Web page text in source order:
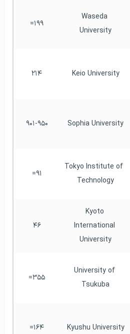
Waseda
University
۱۹۹=
Keio University ۲۱۴
Sophia University ۹۰۱-۹۵۰
Tokyo Institute of
Technology
۹۱=
Kyoto
International
University
۴۶
University of
Tsukuba
۳۵۵=
Kyushu University ۱۶۴=